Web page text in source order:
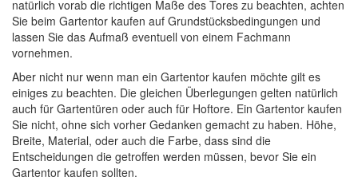
natürlich vorab die richtigen Maße des Tores zu beachten, achten
Sie beim Gartentor kaufen auf Grundstücksbedingungen und
lassen Sie das Aufmaß eventuell von einem Fachmann
vornehmen.
Aber nicht nur wenn man ein Gartentor kaufen möchte gilt es
einiges zu beachten. Die gleichen Überlegungen gelten natürlich
auch für Gartentüren oder auch für Hoftore. Ein Gartentor kaufen
Sie nicht, ohne sich vorher Gedanken gemacht zu haben. Höhe,
Breite, Material, oder auch die Farbe, dass sind die
Entscheidungen die getroffen werden müssen, bevor Sie ein
Gartentor kaufen sollten.